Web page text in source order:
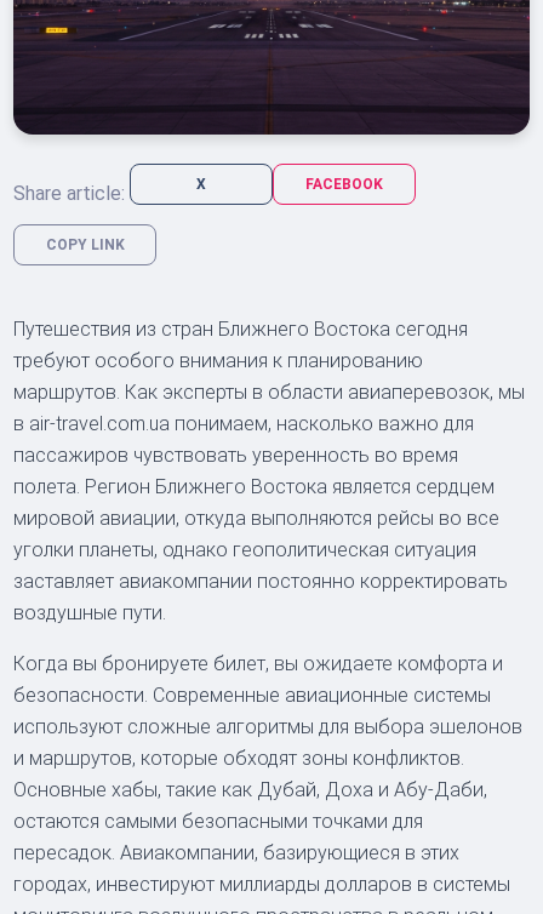
Share article: X FACEBOOK
COPY LINK
Путешествия из стран Ближнего Востока сегодня
требуют особого внимания к планированию
маршрутов. Как эксперты в области авиаперевозок, мы
в air-travel.com.ua понимаем, насколько важно для
пассажиров чувствовать уверенность во время
полета. Регион Ближнего Востока является сердцем
мировой авиации, откуда выполняются рейсы во все
уголки планеты, однако геополитическая ситуация
заставляет авиакомпании постоянно корректировать
воздушные пути.
Когда вы бронируете билет, вы ожидаете комфорта и
безопасности. Современные авиационные системы
используют сложные алгоритмы для выбора эшелонов
и маршрутов, которые обходят зоны конфликтов.
Основные хабы, такие как Дубай, Доха и Абу-Даби,
остаются самыми безопасными точками для
пересадок. Авиакомпании, базирующиеся в этих
городах, инвестируют миллиарды долларов в системы